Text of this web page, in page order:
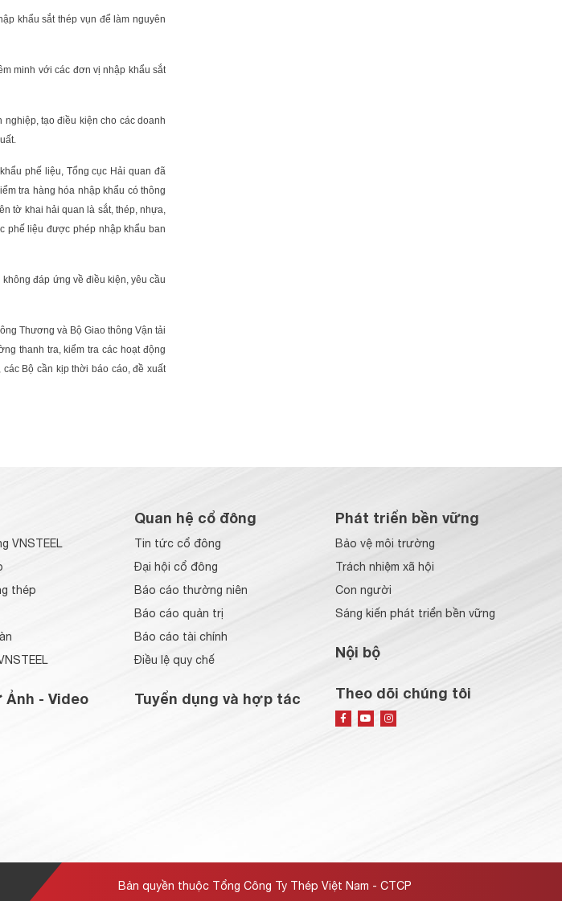
khẩu sắt thép vụn để làm nguyên
minh với các đơn vị nhập khẩu sắt
tạo điều kiện cho các doanh
phế liệu, Tổng cục Hải quan đã
tra hàng hóa nhập khẩu có thông
tờ khai hải quan là sắt, thép, nhựa,
phế liệu được phép nhập khẩu ban
đáp ứng về điều kiện, yêu cầu
Thương và Bộ Giao thông Vận tải
thanh tra, kiểm tra các hoạt động
Bộ cần kịp thời báo cáo, đề xuất
VNSTEEL
thép
Ảnh - Video
Quan hệ cổ đông
Tin tức cổ đông
Đại hội cổ đông
Báo cáo thường niên
Báo cáo quản trị
Báo cáo tài chính
Điều lệ quy chế
Tuyển dụng và hợp tác
Phát triển bền vững
Bảo vệ môi trường
Trách nhiệm xã hội
Con người
Sáng kiến phát triển bền vững
Nội bộ
Theo dõi chúng tôi
Bản quyền thuộc Tổng Công Ty Thép Việt Nam - CTCP